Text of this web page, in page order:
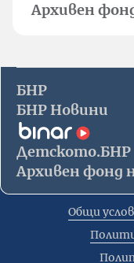
Архивен
БНР
БНР Новини
Детското.БНР
Архивен фонд
Общи